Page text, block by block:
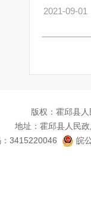
2021-09-01
版权：霍邱县
地址：霍邱县人民
3415220046
皖